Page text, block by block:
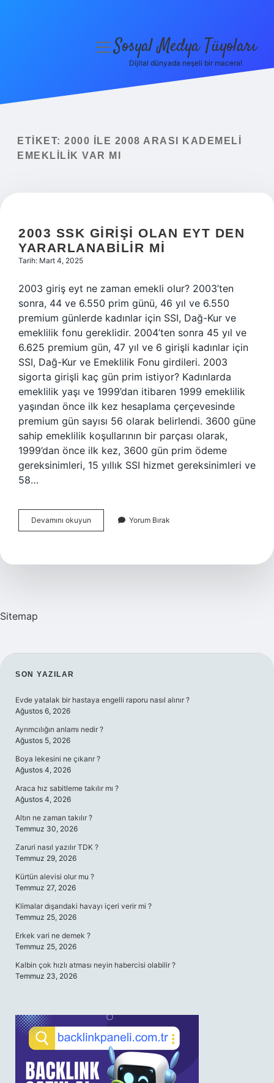
Yasal Uyarı
menüyüSosyal Medya Tüyoları
Dijital dünyada neşeli bir macera!
ETIKET: 2000 ILE 2008 ARASI KADEMELI
EMEKLILIK VAR MI
2003 SSK GIRIŞI OLAN EYT DEN
YARARLANABILIR MI
Tarih: Mart 4, 2025
2003 giriş eyt ne zaman emekli olur? 2003’ten
sonra, 44 ve 6.550 prim günü, 46 yıl ve 6.550
premium günlerde kadınlar için SSI, Dağ-Kur ve
emeklilik fonu gereklidir. 2004’ten sonra 45 yıl ve
6.625 premium gün, 47 yıl ve 6 girişli kadınlar için
SSI, Dağ-Kur ve Emeklilik Fonu girdileri. 2003
sigorta girişli kaç gün prim istiyor? Kadınlarda
emeklilik yaşı ve 1999’dan itibaren 1999 emeklilik
yaşından önce ilk kez hesaplama çerçevesinde
premium gün sayısı 56 olarak belirlendi. 3600 güne
sahip emeklilik koşullarının bir parçası olarak,
1999’dan önce ilk kez, 3600 gün prim ödeme
gereksinimleri, 15 yıllık SSI hizmet gereksinimleri ve
58…
Devamını okuyun
Ssk
Eyt
Yorum Bırak
Sitemap
SIDEBAR
SON YAZILAR
Evde yatalak bir hastaya engelli raporu nasıl alınır ?
Ağustos 6, 2026
Ayrımcılığın anlamı nedir ?
Ağustos 5, 2026
Boya lekesini ne çıkarır ?
Ağustos 4, 2026
Araca hız sabitleme takılır mı ?
Ağustos 4, 2026
Altın ne zaman takılır ?
Temmuz 30, 2026
Zaruri nasıl yazılır TDK ?
Temmuz 29, 2026
Kürtün alevisi olur mu ?
Temmuz 27, 2026
Klimalar dışarıdaki havayı içeri verir mi ?
Temmuz 25, 2026
Erkek vari ne demek ?
Temmuz 25, 2026
Kalbin çok hızlı atması neyin habercisi olabilir ?
Temmuz 23, 2026